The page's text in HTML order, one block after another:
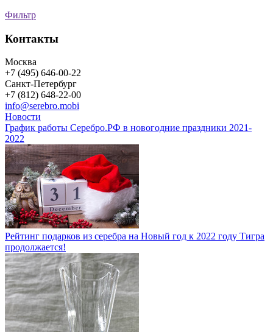
Фильтр
Контакты
Москва
+7 (495) 646-00-22
Санкт-Петербург
+7 (812) 648-22-00
info@serebro.mobi
Новости
График работы Серебро.РФ в новогодние праздники 2021-
2022
Рейтинг подарков из серебра на Новый год к 2022 году Тигра
продолжается!